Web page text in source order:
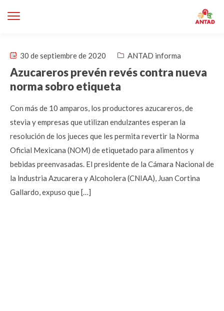
30 de septiembre de 2020 ANTAD informa
Azucareros prevén revés contra nueva
norma sobro etiqueta
Con más de 10 amparos, los productores azucareros, de
stevia y empresas que utilizan endulzantes esperan la
resolución de los jueces que les permita revertir la Norma
Oficial Mexicana (NOM) de etiquetado para alimentos y
bebidas preenvasadas. El presidente de la Cámara Nacional de
la lndustria Azucarera y Alcoholera (CNIAA), Juan Cortina
Gallardo, expuso que […]